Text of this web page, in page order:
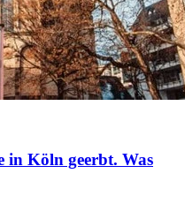
in Köln geerbt. Was